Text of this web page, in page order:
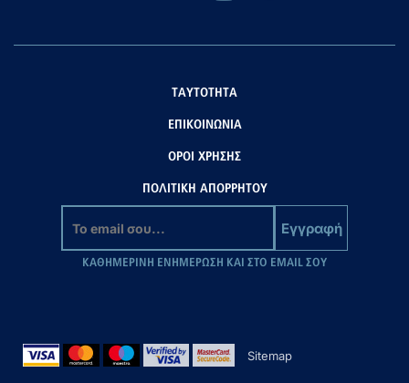
ΤΑΥΤΟΤΗΤΑ
ΕΠΙΚΟΙΝΩΝΙΑ
ΟΡΟΙ ΧΡΗΣΗΣ
ΠΟΛΙΤΙΚΗ ΑΠΟΡΡΗΤΟΥ
Εγγραφή
ΚΑΘΗΜΕΡΙΝΗ ΕΝΗΜΕΡΩΣΗ ΚΑΙ ΣΤΟ EMAIL ΣΟΥ
Sitemap